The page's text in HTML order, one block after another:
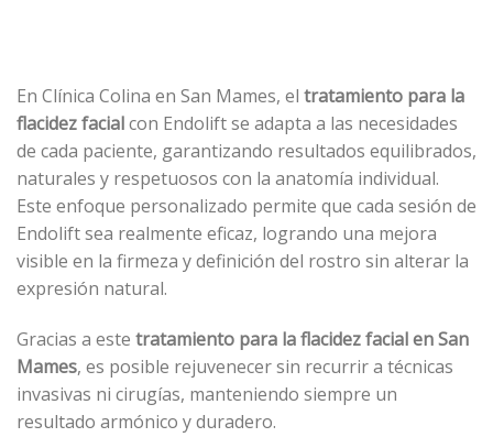
En Clínica Colina en San Mames, el tratamiento para la
flacidez facialcon Endolift se adapta a las necesidades
de cada paciente, garantizando resultados equilibrados,
naturales y respetuosos con la anatomía individual.
Este enfoque personalizado permite que cada sesión de
Endolift sea realmente eficaz, logrando una mejora
visible en la firmeza y definición del rostro sin alterar la
expresión natural.
Gracias a este tratamiento para la flacidez facial en San
Mames, es posible rejuvenecer sin recurrir a técnicas
invasivas ni cirugías, manteniendo siempre un
resultado armónico y duradero.